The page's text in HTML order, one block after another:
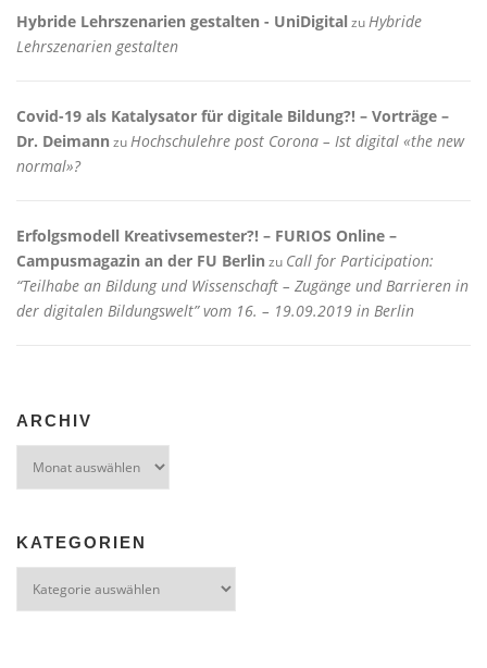
Hybride Lehrszenarien gestalten - UniDigitalzuHybride
Lehrszenarien gestalten
Covid-19 als Katalysator für digitale Bildung?! – Vorträge –
Dr. Deimann zuHochschulehre post Corona – Ist digital «the new
normal»?
Erfolgsmodell Kreativsemester?! – FURIOS Online –
Campusmagazin an der FU Berlin zu Call for Participation:
“Teilhabe an Bildung und Wissenschaft – Zugänge und Barrieren in
der digitalen Bildungswelt” vom 16. – 19.09.2019 in Berlin
ARCHIV
KATEGORIEN